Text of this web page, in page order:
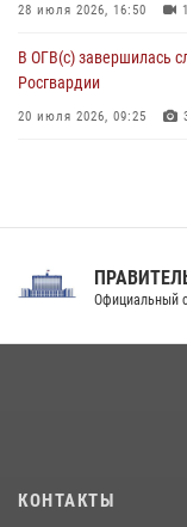
28 июля 2026, 16:50 1
В ОГВ(с) завершилась
Росгвардии
20 июля 2026, 09:25
Праздник «Один день с
Официальный
КОНТАКТЫ